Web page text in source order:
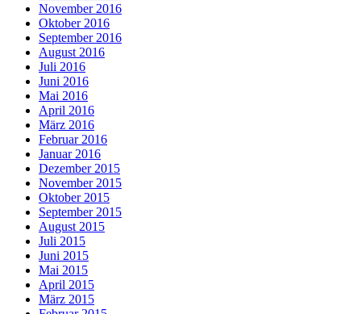
November 2016
Oktober 2016
September 2016
August 2016
Juli 2016
Juni 2016
Mai 2016
April 2016
März 2016
Februar 2016
Januar 2016
Dezember 2015
November 2015
Oktober 2015
September 2015
August 2015
Juli 2015
Juni 2015
Mai 2015
April 2015
März 2015